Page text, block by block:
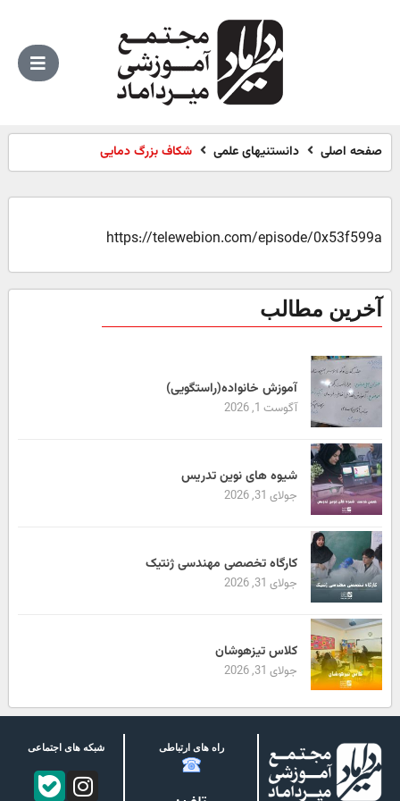
صفحه اصلی دانستنیهای علمی شکاف بزرگ دمایی
https://telewebion.com/episode/0x53f599a
آخرین مطالب
آموزش خانواده(راستگویی)
آگوست 1, 2026
شیوه های نوین تدریس
جولای 31, 2026
کارگاه تخصصی مهندسی ژنتیک
جولای 31, 2026
کلاس تیزهوشان
جولای 31, 2026
راه های ارتباطی شبکه های اجتماعی